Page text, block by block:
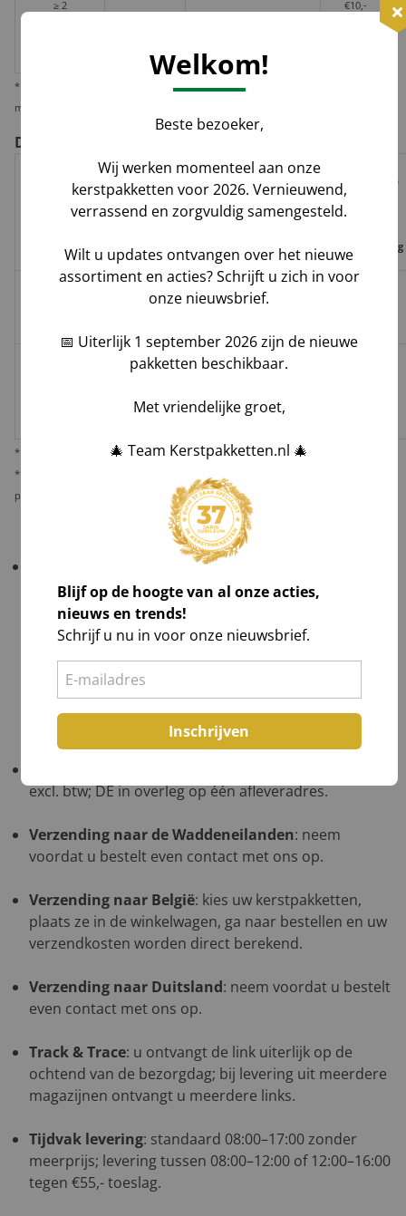
≥ 2
Losse
€10,-
* Wij verzenden 1 kerstpakket standaard per pakketdienst, maar bieden u de
mogelijkheid deze per pallet te laten leveren i.v.m. veiligheid en zekerheid.
De voor- en nadelen per verzendoptie
Geleverd door
Track
&
Garantie
op
levering
Risico op
vermissing
✅ ❌
* Behoudens overmacht calamiteiten.
** De verantwoordelijkheid op dit risico als gevolg van uw keuze voor reguliere
pakketbezorging rust bij u als opdrachtgever.
Controleer uw bestelling bij levering
altijd grondigin het bijzijn van de chauffeur
Tel aantallen,
Check zichtbare schade en maak foto's,
Laat afwijkingen noteren op de vrachtbrief, óók
op de kopie van de chauffeur,
Teken voor ontvangst na volledig akkoord.
excl. btw; DE in overleg op één afleveradres.
Verzending naar de Waddeneilanden: neem
voordat u bestelt even contact met ons op.
Verzending naar België: kies uw kerstpakketten,
plaats ze in de winkelwagen, ga naar bestellen en uw
verzendkosten worden direct berekend.
Verzending naar Duitsland: neem voordat u bestelt
even contact met ons op.
Track & Trace: u ontvangt de link uiterlijk op de
ochtend van de bezorgdag; bij levering uit meerdere
magazijnen ontvangt u meerdere links.
Tijdvak levering: standaard 08:00–17:00 zonder
meerprijs; levering tussen 08:00–12:00 of 12:00–16:00
tegen €55,- toeslag.
Welkom!
Beste bezoeker,
Wij werken momenteel aan onze
kerstpakketten voor 2026. Vernieuwend,
verrassend en zorgvuldig samengesteld.
Wilt u updates ontvangen over het nieuwe
assortiment en acties? Schrijft u zich in voor
onze nieuwsbrief.
📅 Uiterlijk 1 september 2026 zijn de nieuwe
pakketten beschikbaar.
Met vriendelijke groet,
🎄 Team Kerstpakketten.nl 🎄
Blijf op de hoogte van al onze acties,
nieuws en trends!
Schrijf u nu in voor onze nieuwsbrief.
Inschrijven